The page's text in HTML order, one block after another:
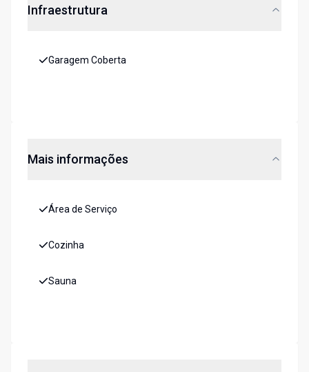
Infraestrutura
Garagem Coberta
Mais informações
Área de Serviço
Cozinha
Sauna